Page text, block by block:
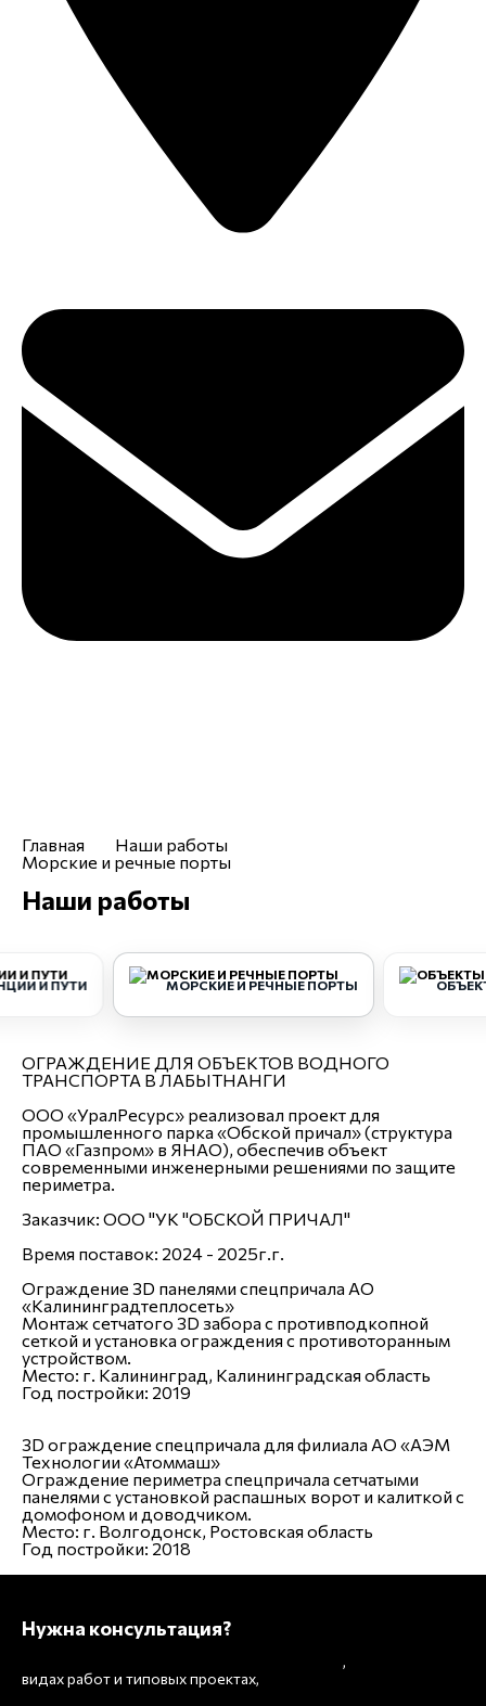
Главная
Наши работы
Морские и речные порты
Наши работы
И ПУТИ МОРСКИЕ И РЕЧНЫЕ ПОРТЫ
ОГРАЖДЕНИЕ ДЛЯ ОБЪЕКТОВ ВОДНОГО
ТРАНСПОРТА В ЛАБЫТНАНГИ
ООО «УралРесурс» реализовал проект для
промышленного парка «Обской причал» (структура
ПАО «Газпром» в ЯНАО), обеспечив объект
современными инженерными решениями по защите
периметра.
Заказчик: ООО "УК "ОБСКОЙ ПРИЧАЛ"
Время поставок: 2024 - 2025г.г.
Ограждение 3D панелями спецпричала АО
«Калининградтеплосеть»
Монтаж сетчатого 3D забора с противподкопной
сеткой и установка ограждения с противоторанным
устройством.
Место: г. Калининград, Калининградская область
Год постройки: 2019
3D ограждение спецпричала для филиала АО «АЭМ
Технологии «Атоммаш»
Ограждение периметра спецпричала сетчатыми
панелями с установкой распашных ворот и калиткой с
домофоном и доводчиком.
Место: г. Волгодонск, Ростовская область
Год постройки:2018
Нужна консультация?
,
видах работ и типовых проектах,
стоимость и подготовим индивидуальное